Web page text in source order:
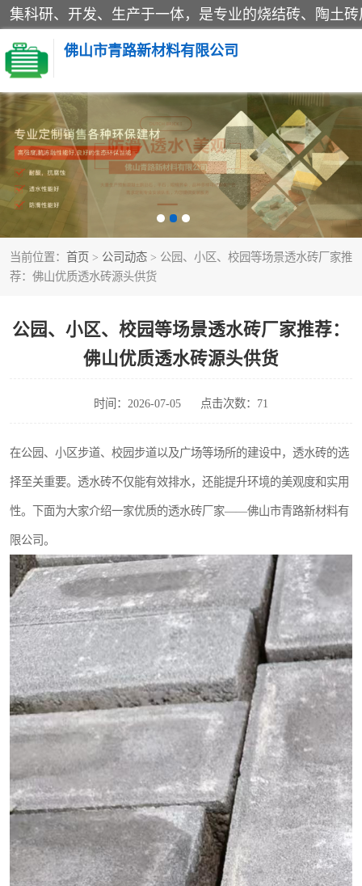
佛山市青路新材料有限公司
当前位置： 首页 > 公司动态 > 公园、小区、校园等场景透水砖厂家推
荐：佛山优质透水砖源头供货
公园、小区、校园等场景透水砖厂家推荐：
佛山优质透水砖源头供货
时间：2026-07-05 点击次数：71
在公园、小区步道、校园步道以及广场等场所的建设中，透水砖的选
择至关重要。透水砖不仅能有效排水，还能提升环境的美观度和实用
性。下面为大家介绍一家优质的透水砖厂家——佛山市青路新材料有
限公司。